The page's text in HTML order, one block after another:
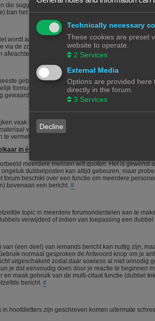
die suggereren dat iemand zich "moet" voorstellen
ban het gevolg zijn.#
wordt aangeraden om het forum te raadplegen via
via de zoekfunctie een antwoord vindt. Het laat ook
afwachten wie je het correcte antwoord geeft.
gebruikte acties op een forum. Echter is het bij
formuleren van zijn/haar vraag, ook aangeeft wat
gewaardeerd als je zelf meedenkt.
vaak het onderwerp. Eigen materiaal zal nooit
van het internet. Daar kan vaak een
te vermelden.
in één topic
meerdere mensen wilt quoten. Het is gewenst
dubbelposten kan altijd gebeuren, maar
forum beschikt over een functie om meerdere
bovenaan een bericht. #
topic in meerdere forumonderdelen aan te
verwijderd of indien van toepassing een dubbel
(een deel) van iemands bericht kan nuttig zijn,
normaal gesproken de Antwoord knop om je
uitgeschakeld zodat daar sowieso al niet onnodig
je dat eenvoudig doen door je reactie te beginnen
en maak gebruik van de multi-citaat functie (dubbel
bericht. #
hoofdletters zijn geschreven komen uitermate
Technically necessary
These cookies are preset
website to operate.
2 Services
External Media
Options are provided here
directly in the forum.
3 Services
Decline